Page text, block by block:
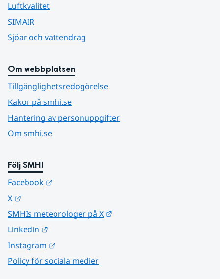
Luftkvalitet
SIMAIR
Sjöar och vattendrag
Om webbplatsen
Tillgänglighetsredogörelse
Kakor på smhi.se
Hantering av personuppgifter
Om smhi.se
Följ SMHI
Facebook
X
SMHIs meteorologer på X
Linkedin
Instagram
Policy för sociala medier